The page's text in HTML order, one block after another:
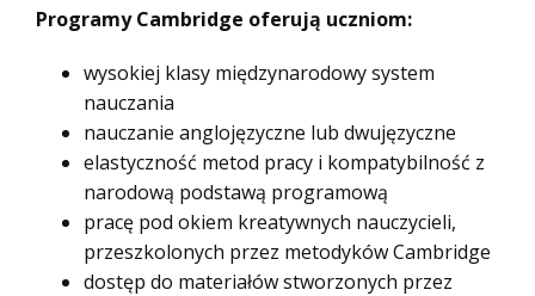
Programy Cambridge oferują uczniom:
wysokiej klasy międzynarodowy system
nauczania
nauczanie anglojęzyczne lub dwujęzyczne
elastyczność metod pracy i kompatybilność z
narodową podstawą programową
pracę pod okiem kreatywnych nauczycieli,
przeszkolonych przez metodyków Cambridge
dostęp do materiałów stworzonych przez